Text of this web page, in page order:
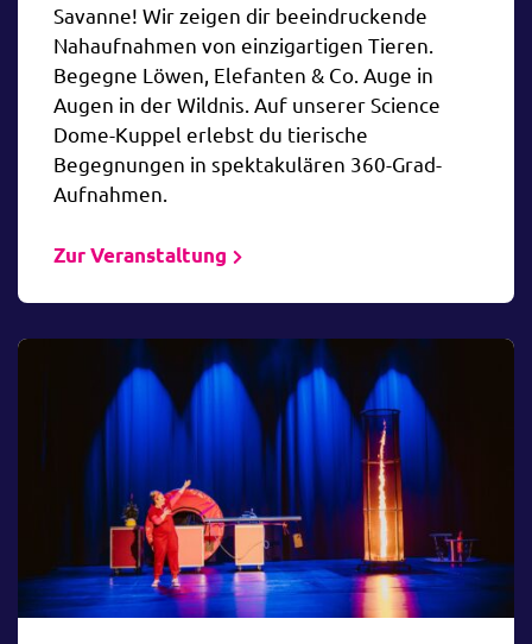
Savanne! Wir zeigen dir beeindruckende
Nahaufnahmen von einzigartigen Tieren.
Begegne Löwen, Elefanten & Co. Auge in
Augen in der Wildnis. Auf unserer Science
Dome-Kuppel erlebst du tierische
Begegnungen in spektakulären 360-Grad-
Aufnahmen.
Zur Veranstaltung